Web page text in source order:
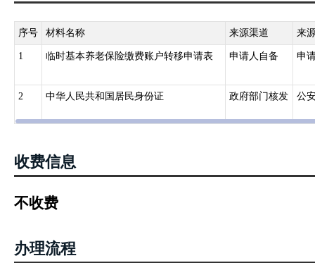
序号 材料名称 来源渠道 来
1 临时基本养老保险缴费账户转移申请表 申请人自备 申
2 中华人民共和国居民身份证 政府部门核发 公
收费信息
不收费
办理流程